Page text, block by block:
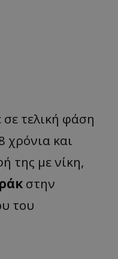
τελική φάση
χρόνια και
της με νίκη,
στην
του